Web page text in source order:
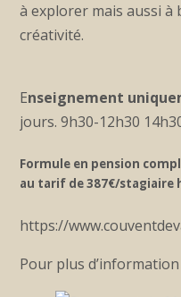
à explorer mais aussi
créativité.
Enseignement
jours. 9h30-12h30
Formule en pension
au tarif de 387€/stagiaire
https://
Pour plus